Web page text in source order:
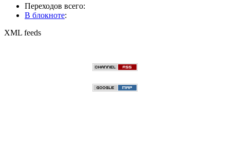
Переходов всего:
В блокноте:
XML feeds